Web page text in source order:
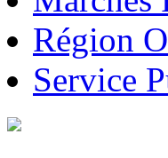
Région
Service